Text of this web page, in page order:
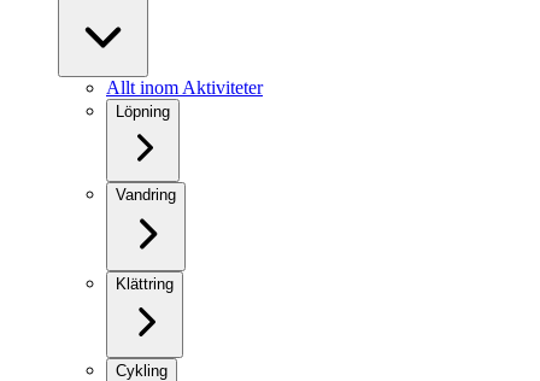
Allt inom Aktiviteter
Löpning
Vandring
Klättring
Cykling